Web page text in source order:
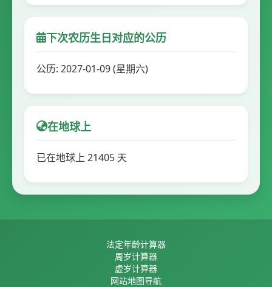
下次农历生日对应的公历
公历: 2027-01-09 (星期六)
在地球上
已在地球上 21405 天
法定年龄计算器
周岁计算器
虚岁计算器
网站地图导航